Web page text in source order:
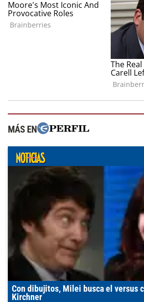
MÁS EN
Con dibujitos, Milei busca el versus
Kirchner